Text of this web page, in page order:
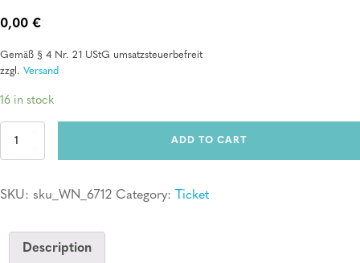
0,00 €
Gemäß § 4 Nr. 21 UStG umsatzsteuerbefreit
zzgl. Versand
16 in stock
Ticket:
quantity
ADD TO CART
SKU: sku_WN_6712 Category: Ticket
Description